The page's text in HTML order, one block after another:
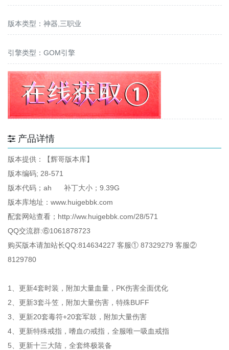
版本类型：神器,三职业
引擎类型：GOM引擎
产品详情
版本提供：【辉哥版本库】
版本编码; 28-571
版本代码；ah 补丁大小；9.39G
版本库地址：www.huigebbk.com
配套网站查看；http://ww.huigebbk.com/28/571
QQ交流群:⑥1061878723
购买版本请加站长QQ:814634227 客服① 87329279 客服②
8129780
1、更新4套时装，附加大量血量，PK伤害全面优化
2、更新3套斗笠，附加大量伤害，特殊BUFF
3、更新20套毒符+20套军鼓，附加大量伤害
4、更新特殊戒指，嗜血の戒指，全服唯一吸血戒指
5、更新十三大陆，全套终极装备